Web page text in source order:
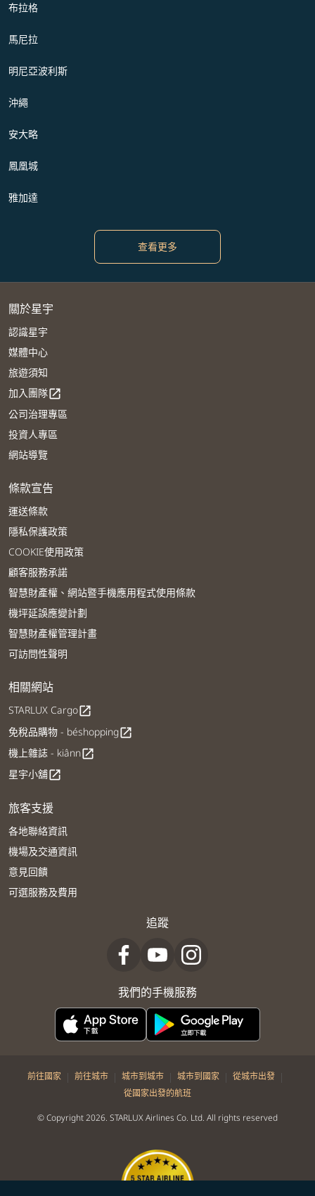
布拉格
馬尼拉
明尼亞波利斯
沖繩
安大略
鳳凰城
雅加達
查看更多
關於星宇
認識星宇
媒體中心
旅遊須知
加入團隊open_in_new
公司治理專區
投資人專區
網站導覽
條款宣告
運送條款
隱私保護政策
COOKIE使用政策
顧客服務承諾
智慧財產權、網站暨手機應用程式使用條款
機坪延誤應變計劃
智慧財產權管理計畫
可訪問性聲明
相關網站
STARLUX Cargoopen_in_new
免稅品購物 - béshoppingopen_in_new
機上雜誌 - kiânnopen_in_new
星宇小舖open_in_new
旅客支援
各地聯絡資訊
機場及交通資訊
意見回饋
可選服務及費用
追蹤
我們的手機服務
前往國家 | 前往城市 | 城市到城市 | 城市到國家 | 從城市出發 |
從國家出發的航班
© Copyright 2026. STARLUX Airlines Co. Ltd. All rights reserved